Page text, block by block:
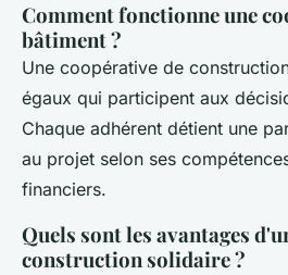
Comment fonctionne une
bâtiment ?
Une coopérative de
égaux qui participent aux
Chaque adhérent détient une
au projet selon ses
financiers.
Quels sont les avantages
construction solidaire ?